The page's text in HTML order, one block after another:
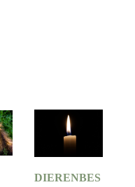
DIERENBES